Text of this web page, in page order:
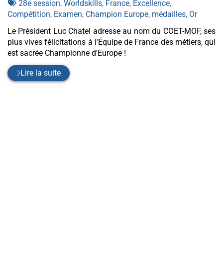
: Tags
:
28e session, Worldskills, France, Excellence,
Compétition, Examen, Champion Europe, médailles, Or
Le Président Luc Chatel adresse au nom du COET-MOF, ses
plus vives félicitations à l'Équipe de France des métiers, qui
est sacrée Championne d'Europe !
Lire la suite